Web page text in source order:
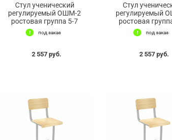
Стул ученический
регулируемый ОШМ-2
ростовая группа 5-7
под заказ
2 557 руб.
Стул
регулируемый
ростовая
под заказ
2 557 руб.